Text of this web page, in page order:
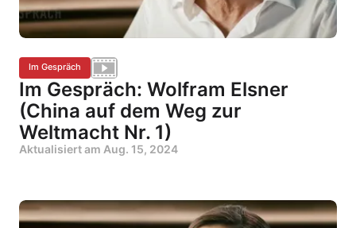
Im Gespräch
Im Gespräch: Wolfram Elsner
(China auf dem Weg zur
Weltmacht Nr. 1)
Aktualisiert am Aug. 15, 2024